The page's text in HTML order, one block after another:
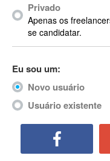
Acronis
ACT
ActionScript
ActionScript 3
Active Directory
ActiveX Data Objects
Privado
Apenas os
se candidatar.
Eu sou um:
Novo usuário
Usuário existente